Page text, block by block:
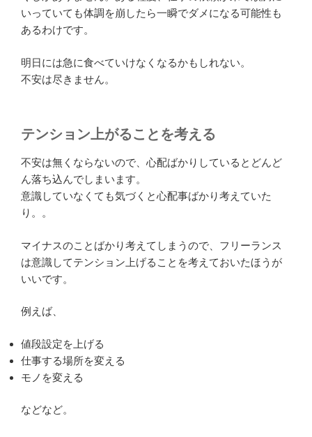
いっていても体調を崩したら一瞬でダメになる可能性も
あるわけです。
明日には急に食べていけなくなるかもしれない。
不安は尽きません。
テンション上がることを考える
不安は無くならないので、心配ばかりしているとどんど
ん落ち込んでしまいます。
意識していなくても気づくと心配事ばかり考えていた
り。。
マイナスのことばかり考えてしまうので、フリーランス
は意識してテンション上げることを考えておいたほうが
いいです。
例えば、
値段設定を上げる
仕事する場所を変える
モノを変える
などなど。